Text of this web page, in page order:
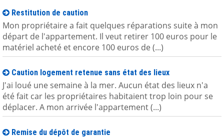
Restitution de caution
Mon propriétaire a fait quelques réparations suite à mon
départ de l'appartement. Il veut retirer 100 euros pour le
matériel acheté et encore 100 euros de (...)
Caution logement retenue sans état des lieux
J'ai loué une semaine à la mer. Aucun état des lieux n'a
été fait car les propriétaires habitaient trop loin pour se
déplacer. A mon arrivée l'appartement (...)
Remise du dépôt de garantie